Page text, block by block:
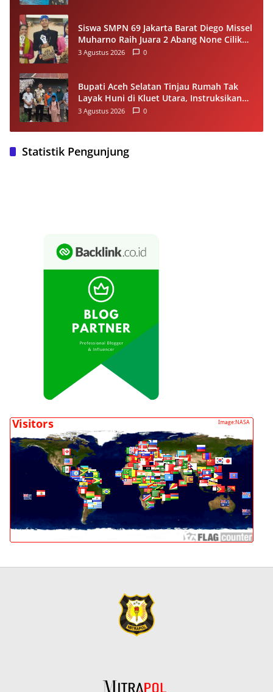
Siswa SMPN 69 Jakarta Barat Diego Missel
Muharno Raih Juara 2 Abang None Cilik
dan Remaja Kencur 2026
3 Agustus 2026 0
Bupati Aceh Selatan Tinjau Rumah Tak
Layak Huni di Kluet Utara, Instruksikan
Masuk Program Bantuan Rumah 2027
3 Agustus 2026 0
Statistik Pengunjung